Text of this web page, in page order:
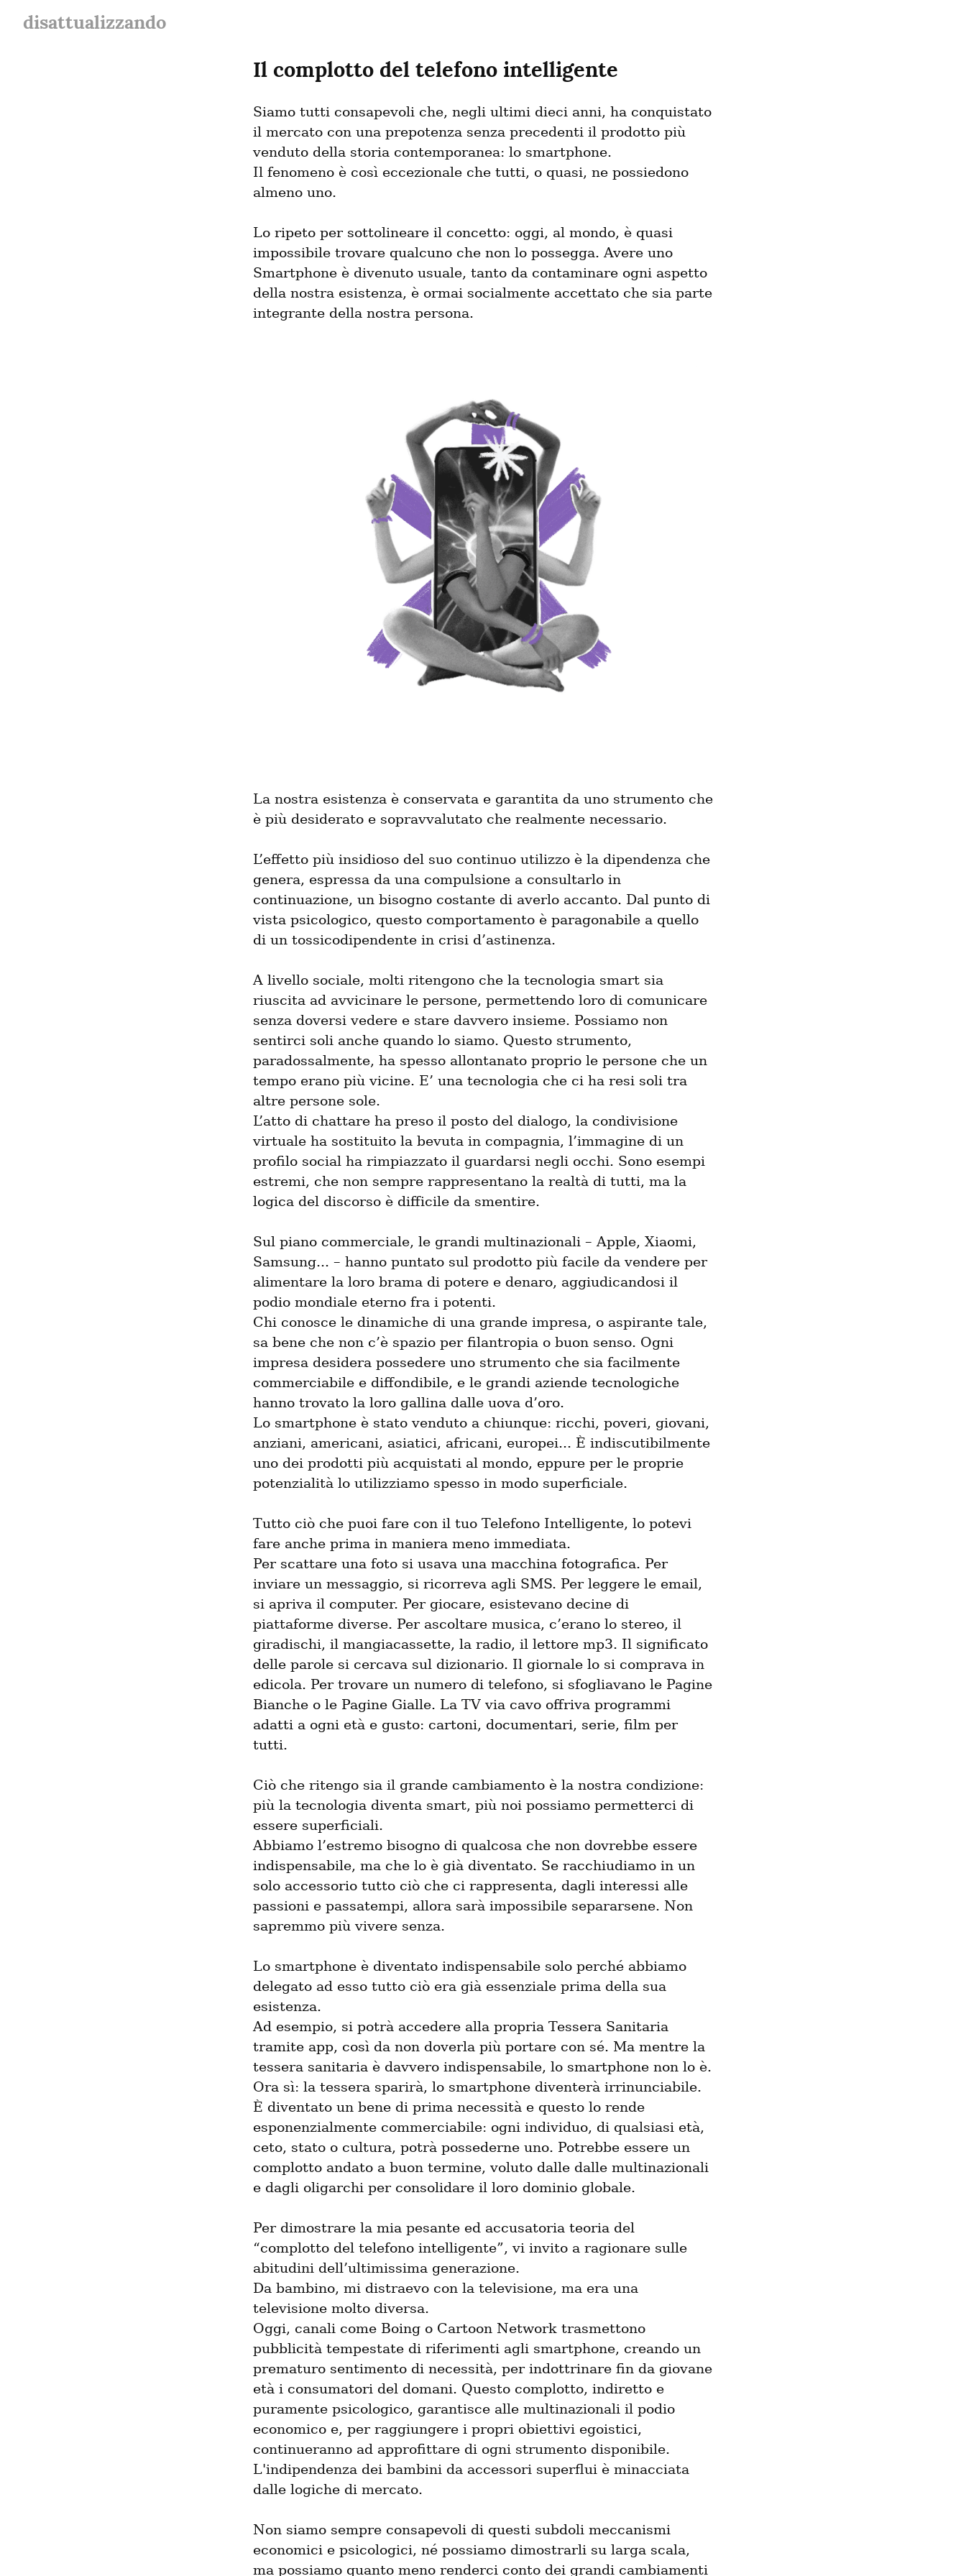
disattualizzando
Il complotto del telefono intelligente
Siamo tutti consapevoli che, negli ultimi dieci anni, ha conquistato
il mercato con una prepotenza senza precedenti il prodotto più
venduto della storia contemporanea: lo smartphone.
Il fenomeno è così eccezionale che tutti, o quasi, ne possiedono
almeno uno.
Lo ripeto per sottolineare il concetto: oggi, al mondo, è quasi
impossibile trovare qualcuno che non lo possegga. Avere uno
Smartphone è divenuto usuale, tanto da contaminare ogni aspetto
della nostra esistenza, è ormai socialmente accettato che sia parte
La nostra esistenza è conservata e garantita da uno strumento che
è più desiderato e sopravvalutato che realmente necessario.
L’effetto più insidioso del suo continuo utilizzo è la dipendenza che
genera, espressa da una compulsione a consultarlo in
continuazione, un bisogno costante di averlo accanto. Dal punto di
vista psicologico, questo comportamento è paragonabile a quello
di un tossicodipendente in crisi d’astinenza.
A livello sociale, molti ritengono che la tecnologia smart sia
riuscita ad avvicinare le persone, permettendo loro di comunicare
senza doversi vedere e stare davvero insieme. Possiamo non
sentirci soli anche quando lo siamo. Questo strumento,
paradossalmente, ha spesso allontanato proprio le persone che un
tempo erano più vicine. E’ una tecnologia che ci ha resi soli tra
altre persone sole.
L’atto di chattare ha preso il posto del dialogo, la condivisione
virtuale ha sostituito la bevuta in compagnia, l’immagine di un
profilo social ha rimpiazzato il guardarsi negli occhi. Sono esempi
estremi, che non sempre rappresentano la realtà di tutti, ma la
logica del discorso è difficile da smentire.
Sul piano commerciale, le grandi multinazionali – Apple, Xiaomi,
Samsung... – hanno puntato sul prodotto più facile da vendere per
alimentare la loro brama di potere e denaro, aggiudicandosi il
podio mondiale eterno fra i potenti.
Chi conosce le dinamiche di una grande impresa, o aspirante tale,
sa bene che non c’è spazio per filantropia o buon senso. Ogni
impresa desidera possedere uno strumento che sia facilmente
commerciabile e diffondibile, e le grandi aziende tecnologiche
hanno trovato la loro gallina dalle uova d’oro.
Lo smartphone è stato venduto a chiunque: ricchi, poveri, giovani,
anziani, americani, asiatici, africani, europei... È indiscutibilmente
uno dei prodotti più acquistati al mondo, eppure per le proprie
potenzialità lo utilizziamo spesso in modo superficiale.
Tutto ciò che puoi fare con il tuo Telefono Intelligente, lo potevi
fare anche prima in maniera meno immediata.
Per scattare una foto si usava una macchina fotografica. Per
inviare un messaggio, si ricorreva agli SMS. Per leggere le email,
si apriva il computer. Per giocare, esistevano decine di
piattaforme diverse. Per ascoltare musica, c’erano lo stereo, il
giradischi, il mangiacassette, la radio, il lettore mp3. Il significato
delle parole si cercava sul dizionario. Il giornale lo si comprava in
edicola. Per trovare un numero di telefono, si sfogliavano le Pagine
Bianche o le Pagine Gialle. La TV via cavo offriva programmi
adatti a ogni età e gusto: cartoni, documentari, serie, film per
tutti.
Ciò che ritengo sia il grande cambiamento è la nostra condizione:
più la tecnologia diventa smart, più noi possiamo permetterci di
essere superficiali.
Abbiamo l’estremo bisogno di qualcosa che non dovrebbe essere
indispensabile, ma che lo è già diventato. Se racchiudiamo in un
solo accessorio tutto ciò che ci rappresenta, dagli interessi alle
passioni e passatempi, allora sarà impossibile separarsene. Non
sapremmo più vivere senza.
Lo smartphone è diventato indispensabile solo perché abbiamo
delegato ad esso tutto ciò era già essenziale prima della sua
esistenza.
Ad esempio, si potrà accedere alla propria Tessera Sanitaria
tramite app, così da non doverla più portare con sé. Ma mentre la
tessera sanitaria è davvero indispensabile, lo smartphone non lo è.
Ora sì: la tessera sparirà, lo smartphone diventerà irrinunciabile.
È diventato un bene di prima necessità e questo lo rende
esponenzialmente commerciabile: ogni individuo, di qualsiasi età,
ceto, stato o cultura, potrà possederne uno. Potrebbe essere un
complotto andato a buon termine, voluto dalle dalle multinazionali
e dagli oligarchi per consolidare il loro dominio globale.
Per dimostrare la mia pesante ed accusatoria teoria del
“complotto del telefono intelligente”, vi invito a ragionare sulle
abitudini dell’ultimissima generazione.
Da bambino, mi distraevo con la televisione, ma era una
televisione molto diversa.
Oggi, canali come Boing o Cartoon Network trasmettono
pubblicità tempestate di riferimenti agli smartphone, creando un
prematuro sentimento di necessità, per indottrinare fin da giovane
età i consumatori del domani. Questo complotto, indiretto e
puramente psicologico, garantisce alle multinazionali il podio
economico e, per raggiungere i propri obiettivi egoistici,
continueranno ad approfittare di ogni strumento disponibile.
L'indipendenza dei bambini da accessori superflui è minacciata
dalle logiche di mercato.
Non siamo sempre consapevoli di questi subdoli meccanismi
economici e psicologici, né possiamo dimostrarli su larga scala,
ma possiamo quanto meno renderci conto dei grandi cambiamenti